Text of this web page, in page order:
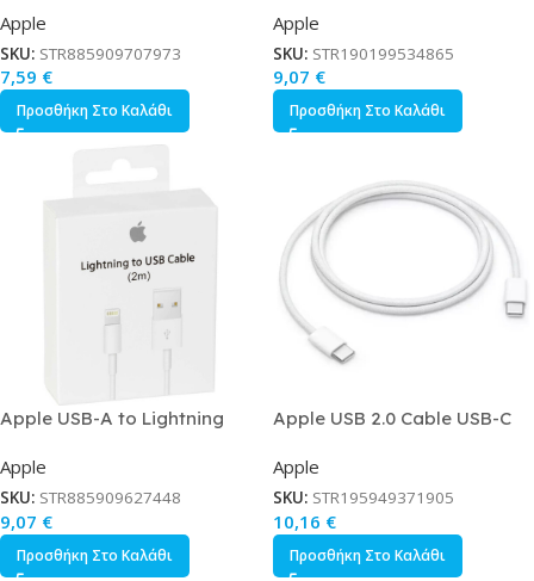
Apple
SKU: STR885909707973
7,59 €
Προσθήκη Στο Καλάθι
Apple
SKU: STR190199534865
9,07 €
Προσθήκη Στο Καλάθι
Apple USB-A to Lightning
Apple
SKU: STR885909627448
9,07 €
Προσθήκη Στο Καλάθι
Apple USB 2.0 Cable USB-C
MW493ZM/A
Apple
SKU: STR195949371905
10,16 €
Προσθήκη Στο Καλάθι